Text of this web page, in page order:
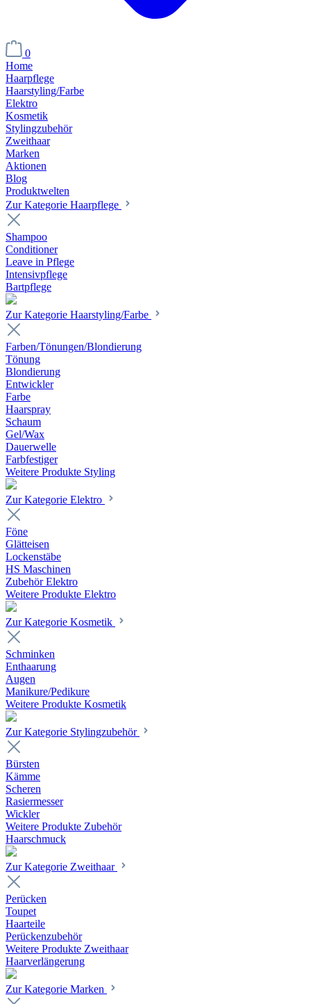
0
Home
Haarpflege
Haarstyling/Farbe
Elektro
Kosmetik
Stylingzubehör
Zweithaar
Marken
Aktionen
Blog
Produktwelten
Zur Kategorie Haarpflege
Shampoo
Conditioner
Leave in Pflege
Intensivpflege
Bartpflege
Zur Kategorie Haarstyling/Farbe
Farben/Tönungen/Blondierung
Tönung
Blondierung
Entwickler
Farbe
Haarspray
Schaum
Gel/Wax
Dauerwelle
Farbfestiger
Weitere Produkte Styling
Zur Kategorie Elektro
Föne
Glätteisen
Lockenstäbe
HS Maschinen
Zubehör Elektro
Weitere Produkte Elektro
Zur Kategorie Kosmetik
Schminken
Enthaarung
Augen
Manikure/Pedikure
Weitere Produkte Kosmetik
Zur Kategorie Stylingzubehör
Bürsten
Kämme
Scheren
Rasiermesser
Wickler
Weitere Produkte Zubehör
Haarschmuck
Zur Kategorie Zweithaar
Perücken
Toupet
Haarteile
Perückenzubehör
Weitere Produkte Zweithaar
Haarverlängerung
Zur Kategorie Marken